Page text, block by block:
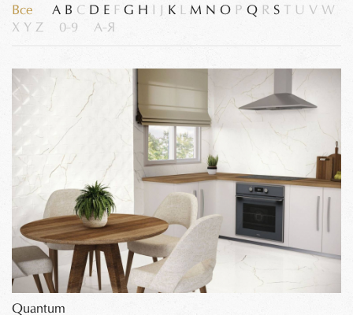
Все A B C D E F G H K L M N O P Q R S U V W
X Y Z 0-9 А-Я
Quantum